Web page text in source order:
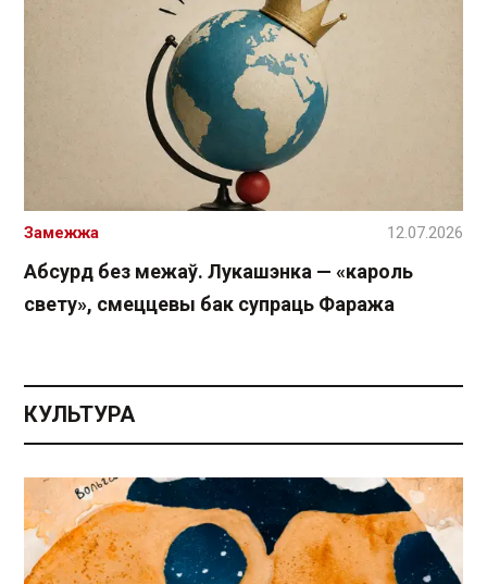
Абсурд без межаў. Лукашэнка — «кароль
свету», смеццевы бак супраць Фаража
Замежжа 12.07.2026
КУЛЬТУРА